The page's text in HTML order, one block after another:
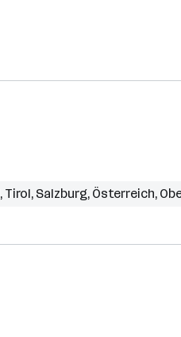
, Tirol, Salzburg, Österreich,